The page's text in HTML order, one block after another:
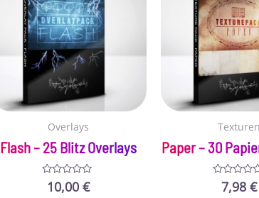
Overlays
Flash – 25 Blitz Overlays
Bewertet
mit
10,00 €
Texturen
Paper – 30
Bewertet
mit7,98 €